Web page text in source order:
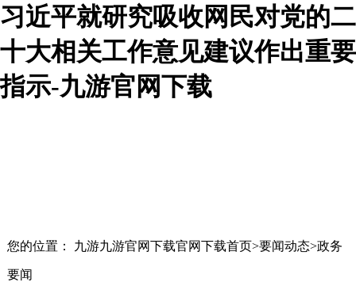
习近平就研究吸收网民对党的二
十大相关工作意见建议作出重要
指示-九游官网下载
您的位置： 九游九游官网下载官网下载首页>要闻动态>政务
要闻